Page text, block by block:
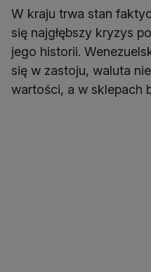
W kraju trwa stan
się najgłębszy kryzys
jego historii.
się w zastoju, waluta
wartości, a w sklepach